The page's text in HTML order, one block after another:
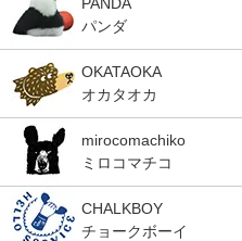
パンダ
OKATAOKA
オカタオカ
mirocomachiko
ミロコマチコ
CHALKBOY
チョークボーイ